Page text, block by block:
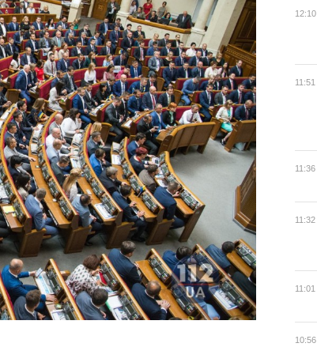
12:10
11:51
11:36
11:32
11:01
10:56